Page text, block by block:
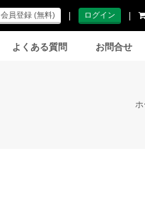
会員登録 (無料) | ログイン |
よくある質問 お問合せ